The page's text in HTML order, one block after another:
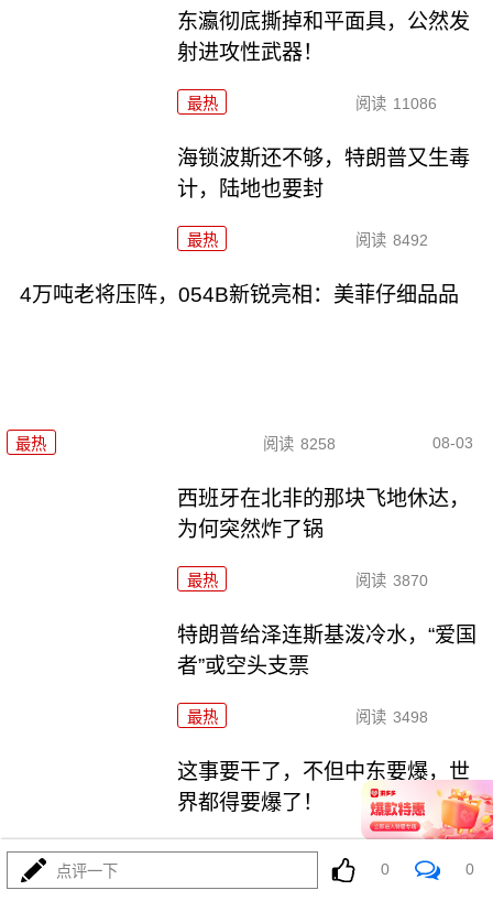
东瀛彻底撕掉和平面具，公然发
射进攻性武器！
最热 阅读 11086
海锁波斯还不够，特朗普又生毒
计，陆地也要封
最热 阅读 8492
4万吨老将压阵，054B新锐亮相：美菲仔细品品
最热 阅读 8258 08-03
西班牙在北非的那块飞地休达，
为何突然炸了锅
最热 阅读 3870
特朗普给泽连斯基泼冷水，“爱国
者”或空头支票
最热 阅读 3498
这事要干了，不但中东要爆，世
界都得要爆了！
最热
点评一下 0 0